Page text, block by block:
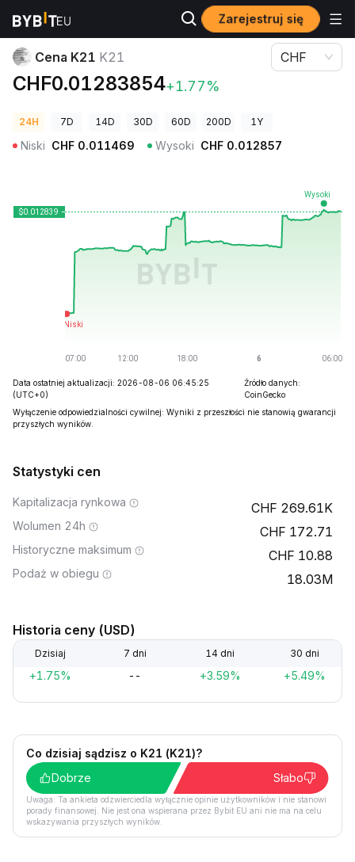
Zarejestruj się
Ceny kryptowalut
Cena K21 K21
CHF0.01283854+1.77%
CHF
24H 7D 14D 30D 60D 200D 1Y
Niski CHF 0.011469 Wysoki CHF 0.012857
Data ostatniej aktualizacji: 2026-08-06 06:45:25
(UTC+0)
Źródło danych:
CoinGecko
Wyłączenie odpowiedzialności cywilnej: Wyniki z przeszłości nie stanowią gwarancji
przyszłych wyników.
Statystyki cen
Kapitalizacja rynkowa 269.61K
Wolumen 24h 172.71
Historyczne maksimum 10.88
Podaż w obiegu 18.03M
Historia ceny (USD)
Dzisiaj 7 dni 14 dni 30 dni
+1.75% -- +3.59% +5.49%
Co dzisiaj sądzisz o K21 (K21)?
Dobrze
Słabo
Uwaga: Ta ankieta odzwierciedla wyłącznie opinie użytkowników i nie stanowi
porady finansowej. Nie jest ona wspierana przez Bybit EU ani nie ma na celu
wskazywania przyszłych wyników.